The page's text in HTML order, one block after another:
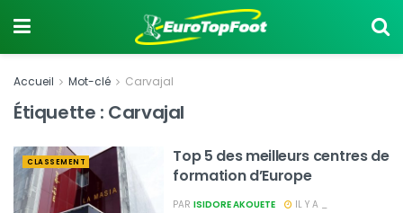
Accueil Mot-clé Carvajal
Étiquette : Carvajal
CLASSEMENT
Top 5 des meilleurs centres de
formation d’Europe
PAR ISIDORE AKOUETE IL Y A _